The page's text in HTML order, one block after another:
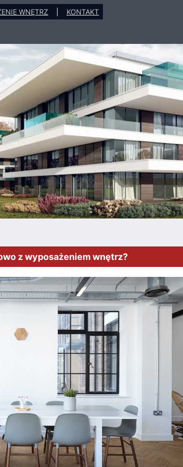
WNĘTRZ KONTAKT
z wyposażeniem wnętrz?